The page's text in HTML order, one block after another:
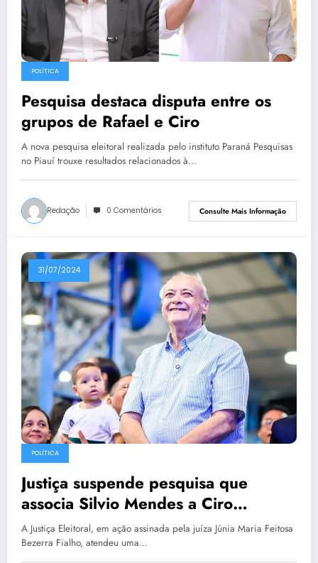
POLÍTICA
Pesquisa destaca disputa entre os
grupos de Rafael e Ciro
A nova pesquisa eleitoral realizada pelo instituto Paraná Pesquisas
no Piauí trouxe resultados relacionados à…
Redação 0 Comentários Consulte Mais Informação
31/07/2024
POLÍTICA
Justiça suspende pesquisa que
associa Silvio Mendes a Ciro
Nogueira e Bolsonaro
A Justiça Eleitoral, em ação assinada pela juíza Júnia Maria Feitosa
Bezerra Fialho, atendeu uma…